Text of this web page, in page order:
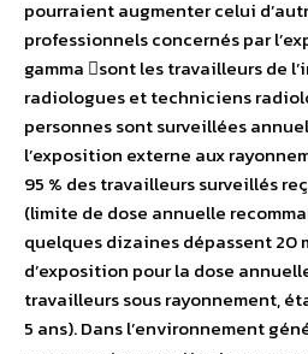
pourraient augmenter celui
professionnels concernés par
gamma sont les travailleurs de
radiologues et techniciens
personnes sont surveillées
l’exposition externe aux
95 % des travailleurs surveillés
(limite de dose annuelle
quelques dizaines dépassent 20
d’exposition pour la dose
travailleurs sous rayonnement,
5 ans). Dans l’environnement